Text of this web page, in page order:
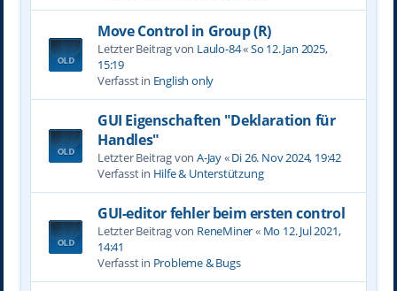
Move Control in Group (R)
Letzter Beitrag von Laulo-84«So 12. Jan 2025,
15:19
Verfasst in English only
GUI Eigenschaften "Deklaration für
Handles"
Letzter Beitrag von A-Jay«Di 26. Nov 2024, 19:42
Verfasst in Hilfe & Unterstützung
GUI-editor fehler beim ersten control
Letzter Beitrag von ReneMiner« Mo 12. Jul 2021,
14:41
Verfasst in Probleme & Bugs